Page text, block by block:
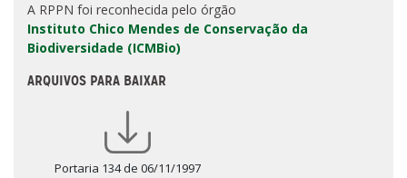
A RPPN foi reconhecida pelo órgão
Instituto Chico Mendes de Conservação da
Biodiversidade (ICMBio)
ARQUIVOS PARA BAIXAR
Portaria 134 de 06/11/1997